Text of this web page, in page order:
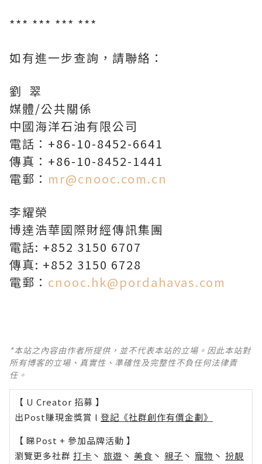
*** *** *** ***
如有進一步查詢，請聯絡：
劉 翠
媒體/公共關係
中國海洋石油有限公司
電話：+86-10-8452-6641
傳真：+86-10-8452-1441
電郵： mr@cnooc.com.cn
李耀榮
博達浩華國際財經傳訊集團
電話: +852 3150 6707
傳真: +852 3150 6728
電郵： cnooc.hk@pordahavas.com
*本站之內容由作者所提供，並不代表本站的立場。因此本站對
所有博客的立場、真實性、準確性及完整性不負任何法律責
任。
【 U Creator 招募 】
出Post賺現金獎賞 l 登記《社群創作有價企劃》
【 睇Post + 參加品牌活動 】
瀏覽更多社群 打卡 丶 旅遊 丶 美食 丶 親子 丶 寵物 丶 扮靚